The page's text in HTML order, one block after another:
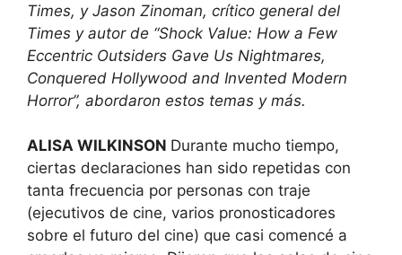
Times, y Jason Zinoman, crítico general del
Times y autor de “Shock Value: How a Few
Eccentric Outsiders Gave Us Nightmares,
Conquered Hollywood and Invented Modern
Horror”, abordaron estos temas y más.
ALISA WILKINSON Durante mucho tiempo,
ciertas declaraciones han sido repetidas con
tanta frecuencia por personas con traje
(ejecutivos de cine, varios pronosticadores
sobre el futuro del cine) que casi comencé a